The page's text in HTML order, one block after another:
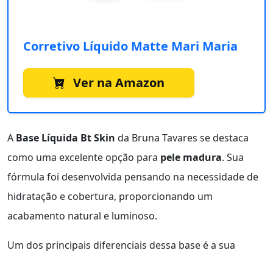
Corretivo Líquido Matte Mari Maria
Ver na Amazon
A Base Líquida Bt Skin da Bruna Tavares se destaca
como uma excelente opção para pele madura. Sua
fórmula foi desenvolvida pensando na necessidade de
hidratação e cobertura, proporcionando um
acabamento natural e luminoso.
Um dos principais diferenciais dessa base é a sua